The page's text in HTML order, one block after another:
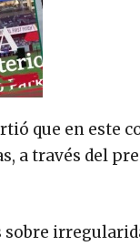
que en este
a través del
sobre